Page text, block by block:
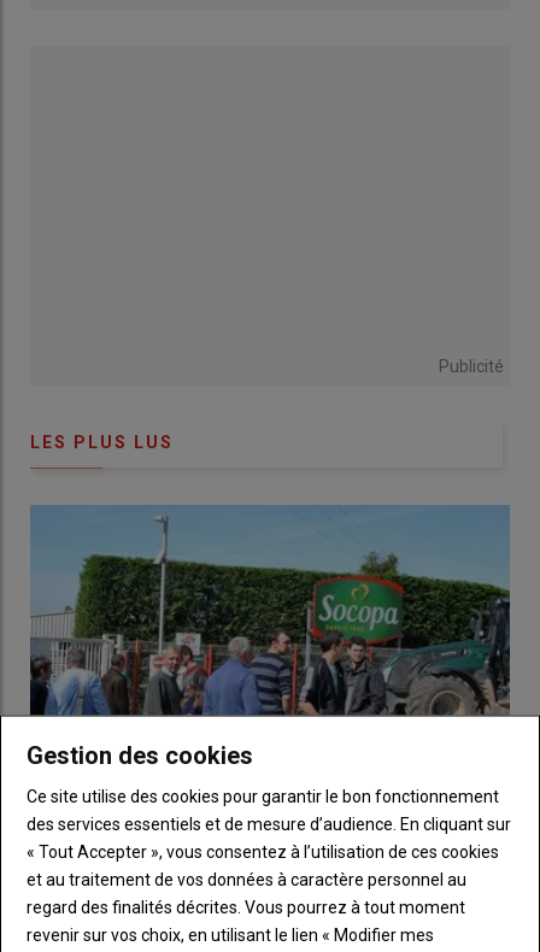
incarne une stratégie de diversification réussie. L'exploitation
actuelle s'étend sur135 hectares, dont une quinzaine
d'hectares de céréales, et s'appuie sur la complémentarité
entre un atelier bovin allaitantetdeux ateliers avicoles.
individuellement en 2015 sur la commune de
Coutansouze avec un atelier de volailles fermières à la
base destiné à des fins deferme pédagogique.
Paysagiste auparavant, Christophe est installé avec son
oncle en bovin viande et rejoint sa femme en 2019.
Initialement basé sur la commune deVernusseoù il
gère un troupeau de50 vaches allaitantes charolaises
Publicité
LES PLUS LUS
Les éleveurs de viande bovine vont bloquer les
abattoirs du groupe Bigard
Trop c'est trop. Face à la baisse continue des cours en viande
Gestion des cookies
Ce site utilise des cookies pour garantir le bon fonctionnement
des services essentiels et de mesure d’audience. En cliquant sur
« Tout Accepter », vous consentez à l’utilisation de ces cookies
et au traitement de vos données à caractère personnel au
regard des finalités décrites. Vous pourrez à tout moment
revenir sur vos choix, en utilisant le lien « Modifier mes